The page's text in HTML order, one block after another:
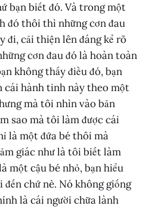
bạn biết đó. Và trong một
đó thôi thì những cơn đau
đi, cải thiện lên đáng kể rõ
cơn đau đó là hoàn toàn
không thấy điều đó, bạn
cái hành tinh này theo một
mà tôi nhìn vào bản
sao mà tôi làm được cái
là một đứa bé thôi mà
giác như là tôi biết làm
một cậu bé nhỏ, bạn hiểu
chứ nè. Nó không giống
là cái người chữa lành